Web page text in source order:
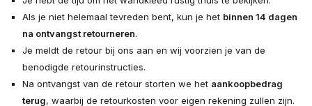
Als je niet helemaal tevreden bent, kun je het binnen 14 dagen
na ontvangst retourneren.
Je meldt de retour bij ons aan en wij voorzien je van de
benodigde retourinstructies.
Na ontvangst van de retour storten we het aankoopbedrag
terug, waarbij de retourkosten voor eigen rekening zullen zijn.